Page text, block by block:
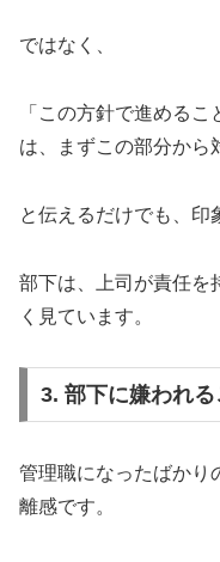
ではなく、
「この方針で進める
は、まずこの部分から
と伝えるだけでも、印
部下は、上司が責任を
く見ています。
3. 部下に嫌われ
管理職になったばかり
離感です。